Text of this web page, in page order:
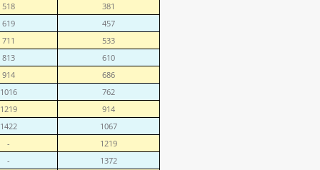
518
381
619
457
711
533
813
610
914
686
1016
762
1219
914
1422
1067
-
1219
-
1372